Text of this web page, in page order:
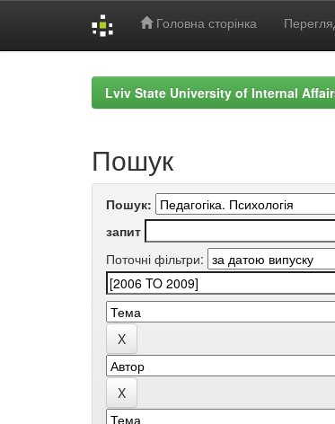
Головна сторінка
Lviv State University of Internal
Пошук
Пошук:
запит
Поточні фільтри: